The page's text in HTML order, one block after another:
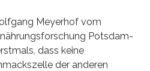
Meyerhof vom
Potsdam-
dass keine
der anderen